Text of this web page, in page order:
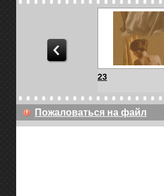
181x308
23
Пожаловаться на файл